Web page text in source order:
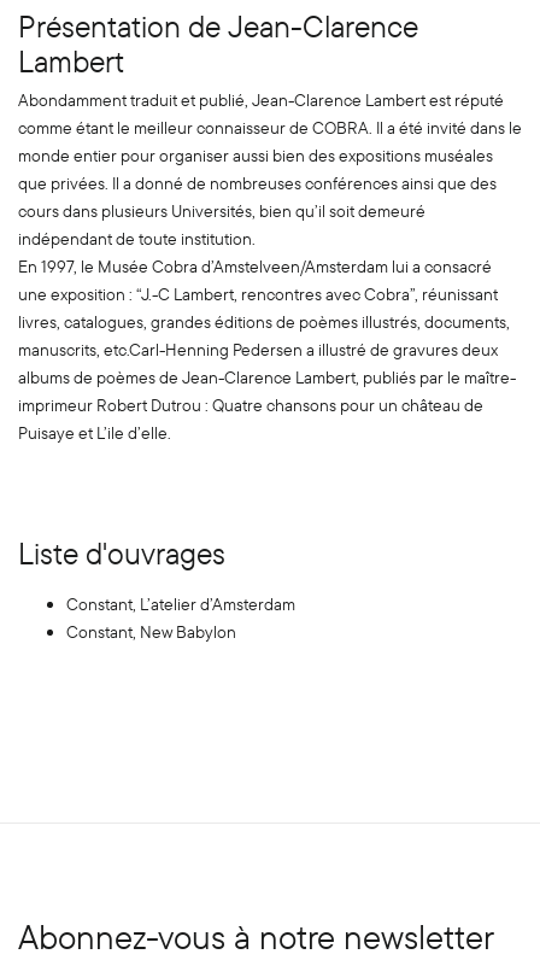
Présentation de Jean-Clarence
Lambert
Abondamment traduit et publié, Jean-Clarence Lambert est réputé
comme étant le meilleur connaisseur de COBRA. Il a été invité dans le
monde entier pour organiser aussi bien des expositions muséales
que privées. Il a donné de nombreuses conférences ainsi que des
cours dans plusieurs Universités, bien qu’il soit demeuré
indépendant de toute institution.
En 1997, le Musée Cobra d’Amstelveen/Amsterdam lui a consacré
une exposition : “J.-C Lambert, rencontres avec Cobra”, réunissant
livres, catalogues, grandes éditions de poèmes illustrés, documents,
manuscrits, etc.Carl-Henning Pedersen a illustré de gravures deux
albums de poèmes de Jean-Clarence Lambert, publiés par le maître-
imprimeur Robert Dutrou : Quatre chansons pour un château de
Puisaye et L’ile d’elle.
Liste d'ouvrages
Constant, L’atelier d’Amsterdam
Constant, New Babylon
Abonnez-vous à notre newsletter